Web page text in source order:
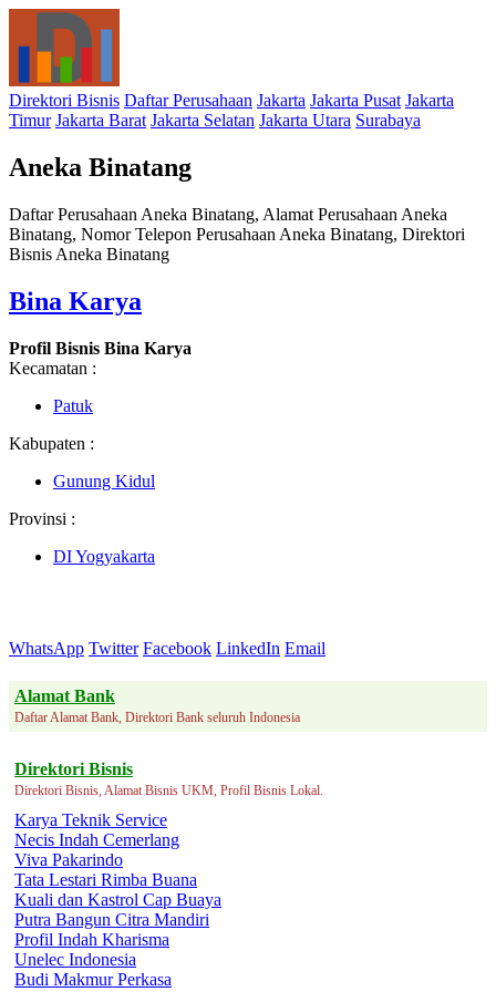
Direktori Bisnis Daftar Perusahaan Jakarta Jakarta Pusat Jakarta
Timur Jakarta Barat Jakarta Selatan Jakarta Utara Surabaya
Aneka Binatang
Daftar Perusahaan Aneka Binatang, Alamat Perusahaan Aneka
Binatang, Nomor Telepon Perusahaan Aneka Binatang, Direktori
Bisnis Aneka Binatang
Bina Karya
Profil Bisnis Bina Karya
Kecamatan :
Patuk
Kabupaten :
Gunung Kidul
Provinsi :
DI Yogyakarta
WhatsApp Twitter Facebook LinkedIn Email
Alamat Bank
Daftar Alamat Bank, Direktori Bank seluruh Indonesia
Direktori Bisnis
Direktori Bisnis, Alamat Bisnis UKM, Profil Bisnis Lokal.
Karya Teknik Service
Necis Indah Cemerlang
Viva Pakarindo
Tata Lestari Rimba Buana
Kuali dan Kastrol Cap Buaya
Putra Bangun Citra Mandiri
Profil Indah Kharisma
Unelec Indonesia
Budi Makmur Perkasa